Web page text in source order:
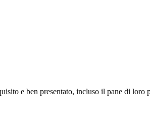
e ben presentato, incluso il pane di loro